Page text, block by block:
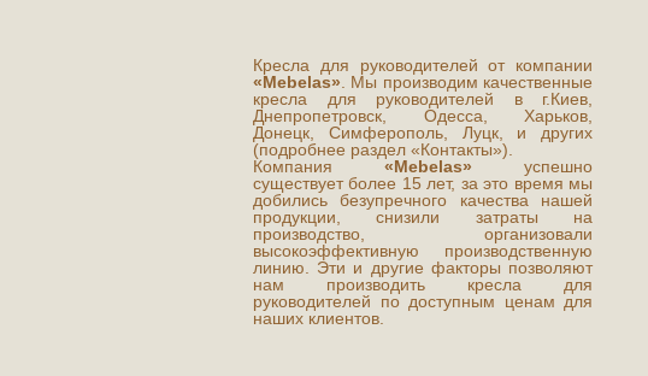
Кресла для руководителей от компании
«Mebelas» . Мы производим качественные
кресла для руководителей в г.Киев,
Днепропетровск, Одесса, Харьков,
Донецк, Симферополь, Луцк, и других
(подробнее раздел «Контакты»).
Компания «Mebelas» успешно
существует более 15 лет, за это время мы
добились безупречного качества нашей
продукции, снизили затраты на
производство, организовали
высокоэффективную производственную
линию. Эти и другие факторы позволяют
нам производить кресла для
руководителей по доступным ценам для
наших клиентов.